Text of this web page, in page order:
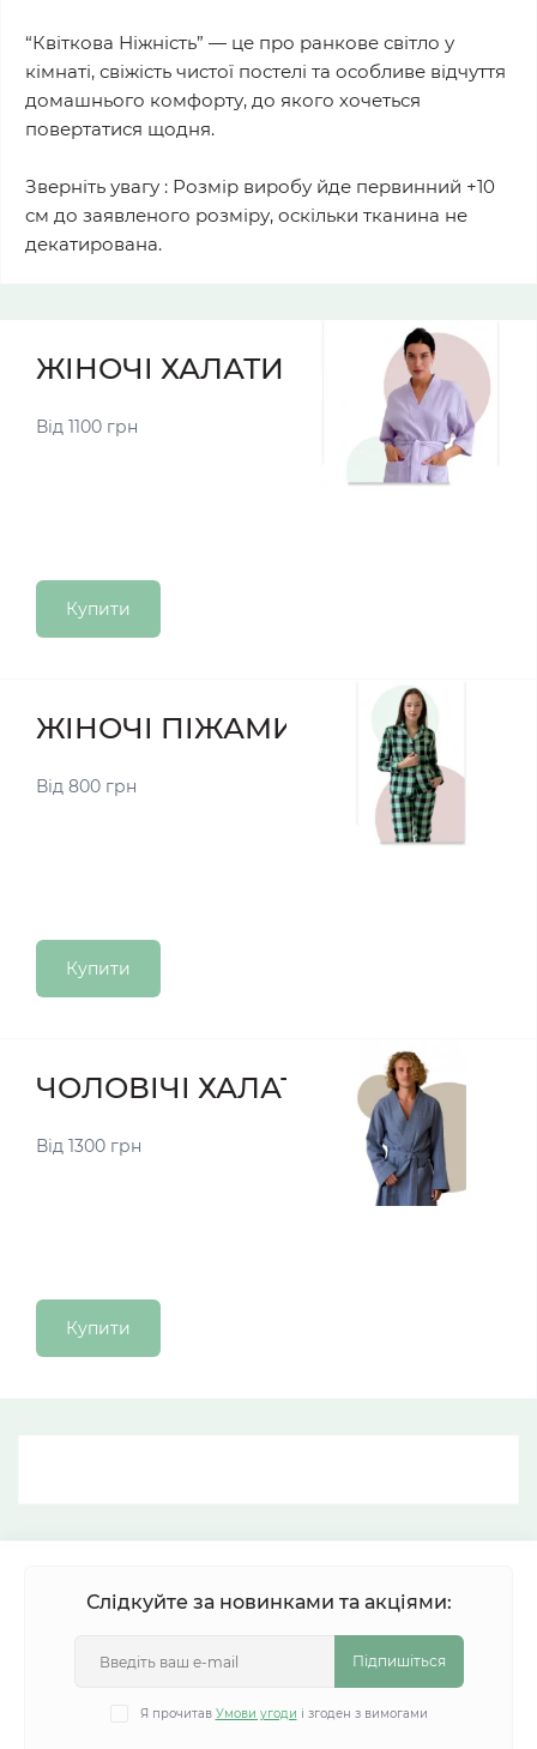
“Квіткова Ніжність” — це про ранкове світло у
кімнаті, свіжість чистої постелі та особливе відчуття
домашнього комфорту, до якого хочеться
повертатися щодня.
Зверніть увагу : Розмір виробу йде первинний +10
см до заявленого розміру, оскільки тканина не
декатирована.
ЖІНОЧІ ХАЛАТИ
Від 1100 грн
Купити
ЖІНОЧІ ПІЖАМИ
Від 800 грн
Купити
ЧОЛОВІЧІ ХАЛАТИ
Від 1300 грн
Купити
Слідкуйте за новинками та акціями:
Підпишіться
Я прочитав Умови угоди і згоден з вимогами